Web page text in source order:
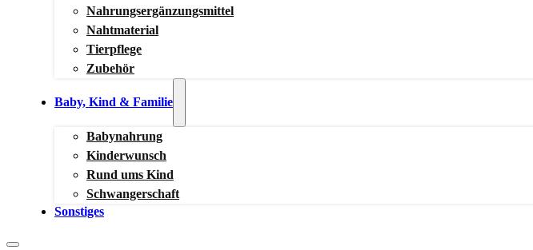
Nahrungsergänzungsmittel
Nahtmaterial
Tierpflege
Zubehör
Baby, Kind & Familie
Babynahrung
Kinderwunsch
Rund ums Kind
Schwangerschaft
Sonstiges